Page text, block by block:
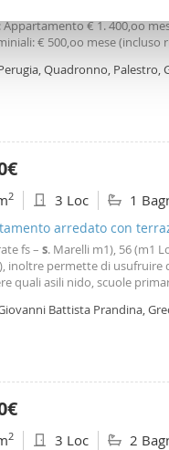
elaborati i tuoi dati
il tuo consenso in
contenuti ed
Condividiamo inoltre
di analisi dei
che ha fornito loro
Appartamento € 1. 400,oo
€ 500,oo mese
posto al primo piano,
da letto, bagno. Cantina al
Arredi: la casa viene
a pochi passi dal
da un rigoglioso giardino,
immobile: il contesto
in condizioni molto
e visite: ufficio
– +39 3407288943 -
Quadronno, Palestro,
2 3 Loc 1
arredato con
fs – s. Marelli m1), 56 (m1
inoltre permette di usufruire
quali asili nido, scuole
e di importanti sedi
Battista Prandina,
2 3 Loc 2